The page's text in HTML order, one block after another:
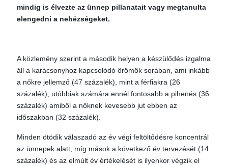
mindig is élvezte az ünnep pillanatait vagy megtanulta
elengedni a nehézségeket.
A közlemény szerint a második helyen a készülődés izgalma
áll a karácsonyhoz kapcsolódó örömök sorában, ami inkább
a nőkre jellemző (47 százalék), mint a férfiakra (26
százalék), utóbbiak számára ennél fontosabb a pihenés (36
százalék) amiből a nőknek kevesebb jut ebben az
időszakban (32 százalék).
Minden ötödik válaszadó az év végi feltöltődésre koncentrál
az ünnepek alatt, míg mások a következő év tervezését (14
százalék) és az elmúlt év értékelését is ilyenkor végzik el